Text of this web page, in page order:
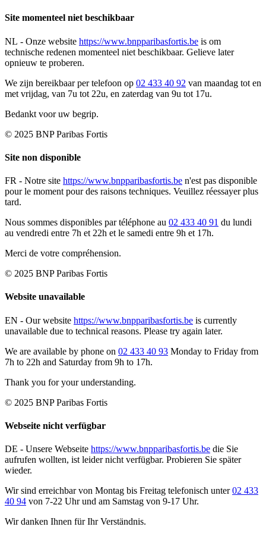
Site momenteel niet beschikbaar
NL - Onze website https://www.bnpparibasfortis.be is om
technische redenen momenteel niet beschikbaar. Gelieve later
opnieuw te proberen.
We zijn bereikbaar per telefoon op 02 433 40 92 van maandag tot en
met vrijdag, van 7u tot 22u, en zaterdag van 9u tot 17u.
Bedankt voor uw begrip.
© 2025 BNP Paribas Fortis
Site non disponible
FR - Notre site https://www.bnpparibasfortis.be n'est pas disponible
pour le moment pour des raisons techniques. Veuillez réessayer plus
tard.
Nous sommes disponibles par téléphone au 02 433 40 91 du lundi
au vendredi entre 7h et 22h et le samedi entre 9h et 17h.
Merci de votre compréhension.
© 2025 BNP Paribas Fortis
Website unavailable
EN - Our website https://www.bnpparibasfortis.be is currently
unavailable due to technical reasons. Please try again later.
We are available by phone on 02 433 40 93 Monday to Friday from
7h to 22h and Saturday from 9h to 17h.
Thank you for your understanding.
© 2025 BNP Paribas Fortis
Webseite nicht verfügbar
DE - Unsere Webseite https://www.bnpparibasfortis.be die Sie
aufrufen wollten, ist leider nicht verfügbar. Probieren Sie später
wieder.
Wir sind erreichbar von Montag bis Freitag telefonisch unter02 433
40 94 von 7-22 Uhr und am Samstag von 9-17 Uhr.
Wir danken Ihnen für Ihr Verständnis.